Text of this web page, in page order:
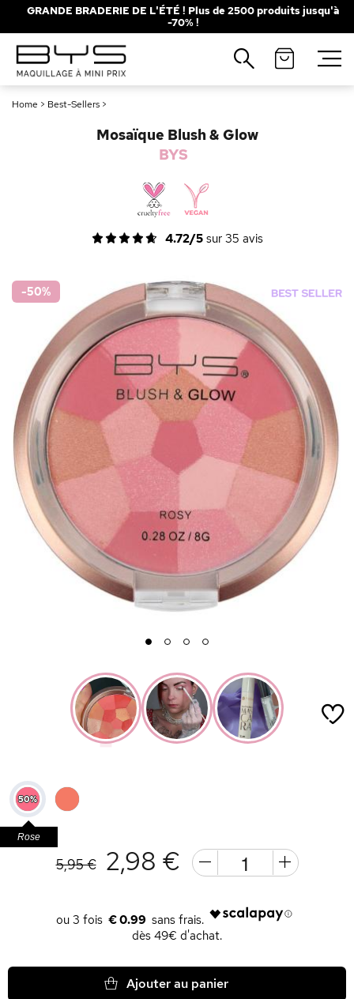
GRANDE BRADERIE DE L'ÉTÉ ! Plus de 2500 produits jusqu'à
-70% !
Home > Best-Sellers >
Mosaïque Blush & Glow
BYS
4.72/5sur 35 avis
-50%
1 2 3 4
5,95 € 2,98 €
€ 0.99
dès 49€ d'achat.
Ajouter au panier
Fermer
Recherches populaires
Mascara
Rose